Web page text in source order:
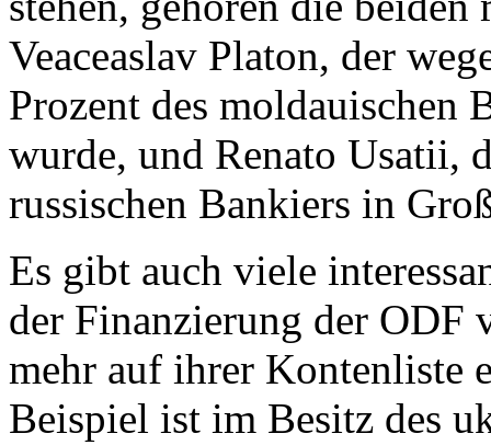
Veaceaslav Platon, der
Prozent des
wurde, und Renato Usatii,
russischen Bankiers in
Es gibt auch viele
der Finanzierung der ODF
mehr auf ihrer Kontenliste
Beispiel ist im Besitz des